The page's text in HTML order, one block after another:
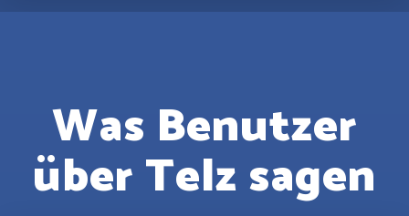
Was Benutzer
über Telz sagen